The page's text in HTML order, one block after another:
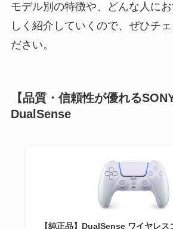
モデル別の特徴や、どんな人に
しく紹介していくので、ぜひチ
ださい。
【品質・信頼性が優れる
DualSense
【純正品】DualSense ワイヤレス